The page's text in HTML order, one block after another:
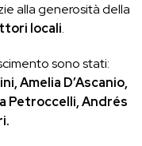
alla generosità della
locali.
sono stati:
Amelia D’Ascanio,
Petroccelli, Andrés